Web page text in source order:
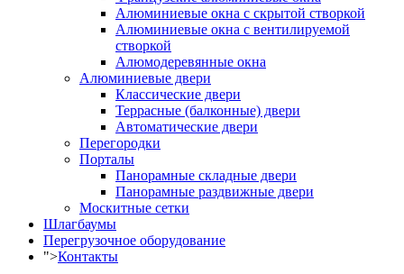
Алюминиевые окна с скрытой створкой
Алюминиевые окна с вентилируемой
створкой
Алюмодеревянные окна
Алюминиевые двери
Классические двери
Террасные (балконные) двери
Автоматические двери
Перегородки
Порталы
Панорамные складные двери
Панорамные раздвижные двери
Москитные сетки
Шлагбаумы
Перегрузочное оборудование
">Контакты